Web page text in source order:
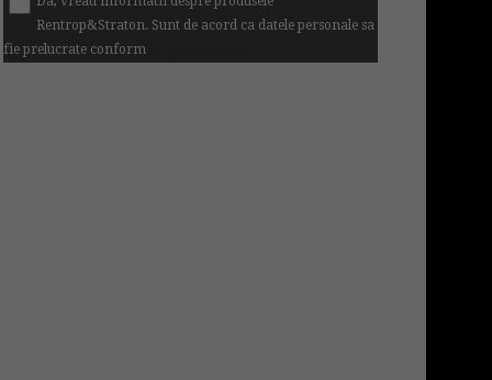
Rentrop&Straton. Sunt de acord ca datele personale sa
fie prelucrate conform